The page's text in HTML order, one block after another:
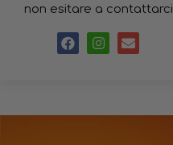
non esitare a contattarci